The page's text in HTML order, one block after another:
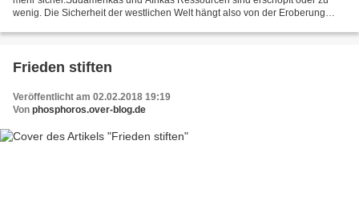
wenig. Die Sicherheit der westlichen Welt hängt also von der Eroberung
Frieden stiften
Veröffentlicht am 02.02.2018 19:19
Von phosphoros.over-blog.de